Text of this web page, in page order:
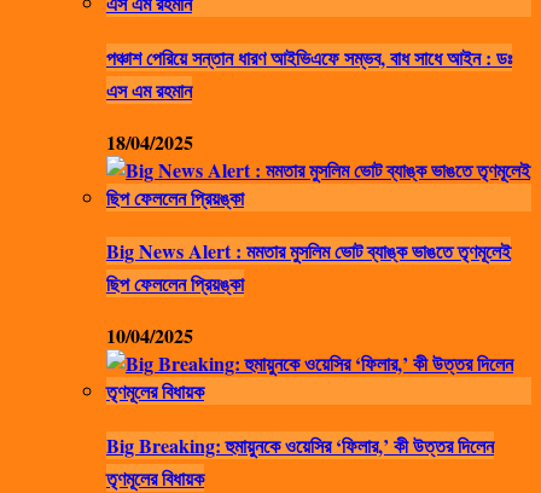
পঞ্চাশ পেরিয়ে সন্তান ধারণ আইভিএফে সম্ভব, বাধ সাধে আইন : ডঃ
এস এম রহমান
18/04/2025
Big News Alert : মমতার মুসলিম ভোট ব্যাঙ্ক ভাঙতে তৃণমূলেই
ছিপ ফেললেন প্রিয়ঙ্কা
10/04/2025
Big Breaking: হুমায়ুনকে ওয়েসির ‘ফিলার,’ কী উত্তর দিলেন
তৃণমূলের বিধায়ক